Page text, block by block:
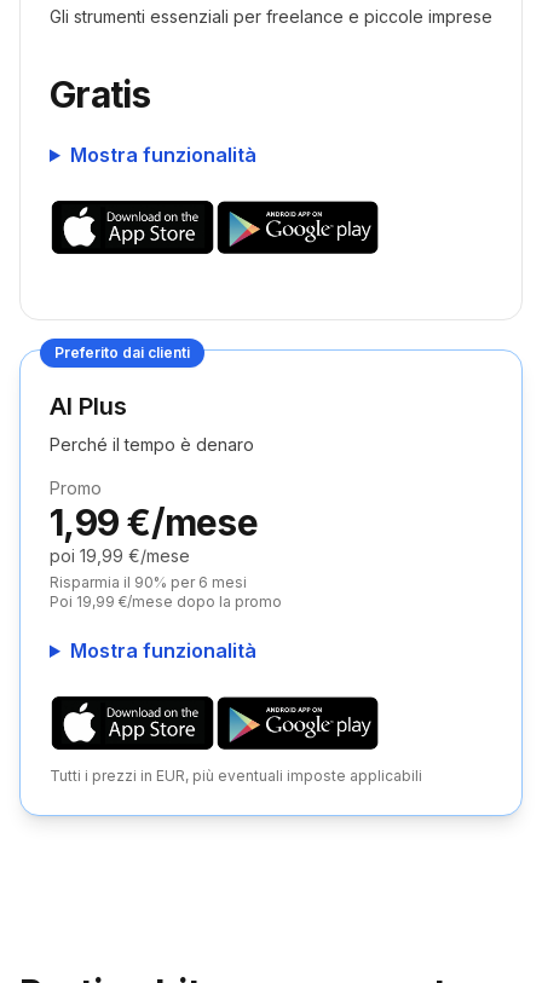
Gli strumenti essenziali per freelance e piccole imprese
Gratis
Mostra funzionalità
Preferito dai clienti
AI Plus
Perché il tempo è denaro
Promo
1,99 €/mese
poi 19,99 €/mese
Risparmia il 90% per 6 mesi
Poi 19,99 €/mese dopo la promo
Mostra funzionalità
Tutti i prezzi in EUR, più eventuali imposte applicabili